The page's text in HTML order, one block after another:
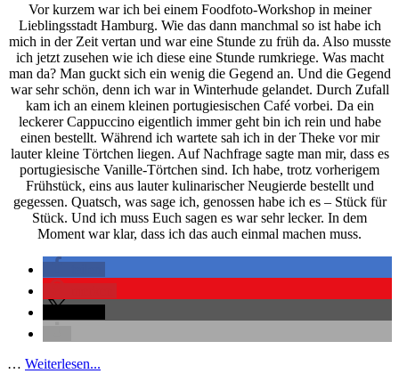
Vor kurzem war ich bei einem Foodfoto-Workshop in meiner
Lieblingsstadt Hamburg. Wie das dann manchmal so ist habe ich
mich in der Zeit vertan und war eine Stunde zu früh da. Also musste
ich jetzt zusehen wie ich diese eine Stunde rumkriege. Was macht
man da? Man guckt sich ein wenig die Gegend an. Und die Gegend
war sehr schön, denn ich war in Winterhude gelandet. Durch Zufall
kam ich an einem kleinen portugiesischen Café vorbei. Da ein
leckerer Cappuccino eigentlich immer geht bin ich rein und habe
einen bestellt. Während ich wartete sah ich in der Theke vor mir
lauter kleine Törtchen liegen. Auf Nachfrage sagte man mir, dass es
portugiesische Vanille-Törtchen sind. Ich habe, trotz vorherigem
Frühstück, eins aus lauter kulinarischer Neugierde bestellt und
gegessen. Quatsch, was sage ich, genossen habe ich es – Stück für
Stück. Und ich muss Euch sagen es war sehr lecker. In dem
Moment war klar, dass ich das auch einmal machen muss.
… Weiterlesen...